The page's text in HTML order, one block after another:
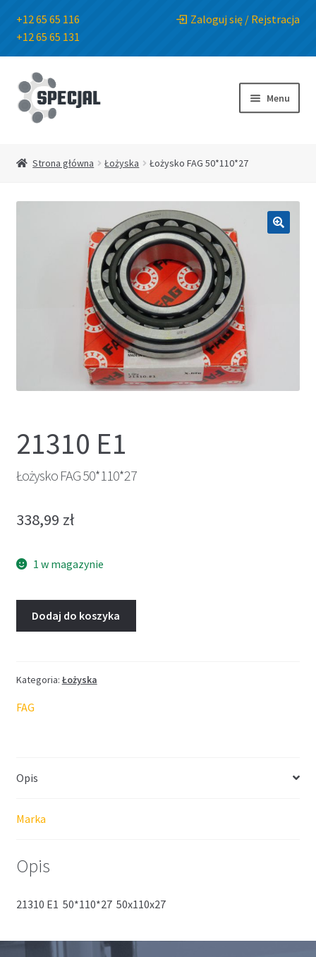
+12 65 65 116
+12 65 65 131
Zaloguj się / Rejstracja
Przejdź
do
nawigacji
Przejdź
do
treści
Menu
Strona główna Łożyska Łożysko FAG 50*110*27
21310 E1
Łożysko FAG 50*110*27
338,99 zł
1 w magazynie
Dodaj do koszyka
Kategoria: Łożyska
FAG
Opis
Marka
Opis
21310 E1 50*110*27 50x110x27